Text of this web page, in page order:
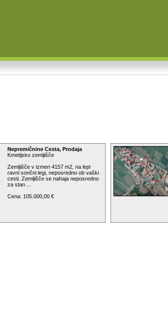
Nepremičnine Cesta, Prodaja
Kmetijsko zemljišče
Zemljišče v izmeri 4157 m2, na lepi
ravni sončni legi, neposredno ob vaški
cesti. Zemljišče se nahaja neposredno
za stan ...
Cena: 105.000,00 €